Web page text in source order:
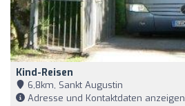
Kind-Reisen
6,8km, Sankt Augustin
Adresse und Kontaktdaten anzeigen